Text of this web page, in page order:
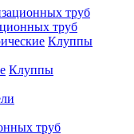
труб
Клуппы
Клуппы